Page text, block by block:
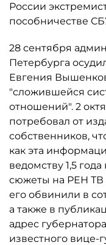
России
пособничестве
28 сентября
Петербурга
Евгения
"сложившейся
отношений". 2
потребовал от
собственников,
как эта
ведомству 1,5
сюжеты на РЕН ТВ
его обвинили в
а также в
адрес
известного вице-